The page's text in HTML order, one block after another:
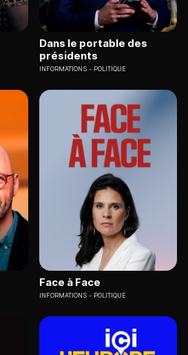
Dans le portable des
présidents
INFORMATIONS POLITIQUE
Face à Face
INFORMATIONS POLITIQUE